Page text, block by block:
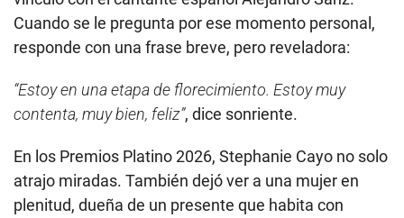
Cuando se le pregunta por ese momento personal,
responde con una frase breve, pero reveladora:
“Estoy en una etapa de florecimiento. Estoy muy
contenta, muy bien, feliz”, dice sonriente.
En los Premios Platino 2026, Stephanie Cayo no solo
atrajo miradas. También dejó ver a una mujer en
plenitud, dueña de un presente que habita con